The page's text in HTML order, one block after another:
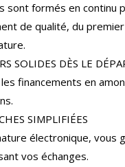
sont formés en continu
de qualité, du
SOLIDES DÈS LE
financements en
SIMPLIFIÉES
électronique, vous
vos échanges.
FILTRER
DE COEUR
NOUVEAUTÉS
RECHERCHER